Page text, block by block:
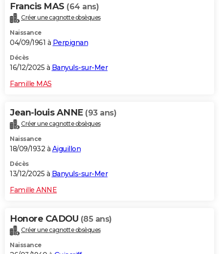
Francis MAS (64 ans)
Créer une cagnotte obsèques
Naissance
04/09/1961 à Perpignan
Décès
16/12/2025 à Banyuls-sur-Mer
Famille MAS
Jean-louis ANNE (93 ans)
Créer une cagnotte obsèques
Naissance
18/09/1932 à Aiguillon
Décès
13/12/2025 à Banyuls-sur-Mer
Famille ANNE
Honore CADOU (85 ans)
Créer une cagnotte obsèques
Naissance